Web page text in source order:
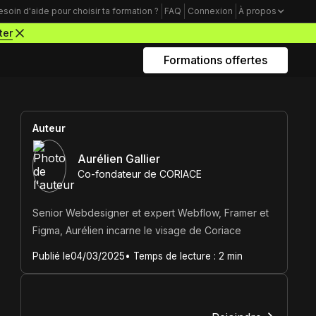
d'aide pour choisir ta formation ? FAQ Connexion À propos
Acquisition Freelance
Trouve tes premiers clients pour
Mindset Freelance
carrière d’entrepreneur à succès
Apprends à gérer ton temps personnel
Formations offertes
Auteur
Aurélien Gallier
Co-fondateur de CORIACE
Senior Webdesigner et expert Webflow, Framer et
Figma, Aurélien incarne le visage de Coriace
Publié le04/03/2025• Temps de lecture : 2 min